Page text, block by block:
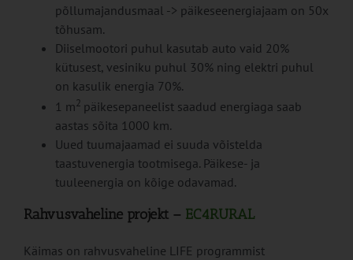
põllumajandusmaal -> päikeseenergiajaam on 50x
tõhusam.
Diiselmootori puhul kasutab auto vaid 20%
kütusest, vesiniku puhul 30% ning elektri puhul
on kasulik energia 70%.
1 m2 päikesepaneelist saadud energiaga saab
aastas sõita 1000 km.
Uued tuumajaamad ei suuda võistelda
taastuvenergia tootmisega. Päikese- ja
tuuleenergia on kõige odavamad.
Rahvusvaheline projekt – EC4RURAL
Käimas on rahvusvaheline LIFE programmist